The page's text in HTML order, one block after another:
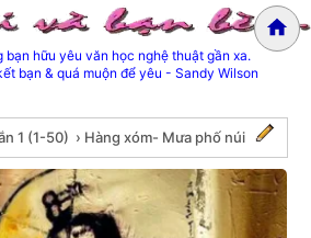
bạn hữu yêu văn học nghệ thuật gần xa.
bạn & quá muộn để yêu - Sandy Wilson
1 (1-50) › Hàng xóm- Mưa phố núi
phố núi